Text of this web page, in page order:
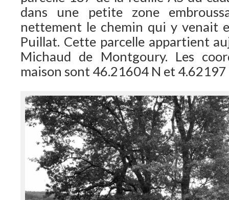
dans une petite zone
nettement le chemin qui y venait
Puillat. Cette parcelle appartient
Michaud de Montgoury. Les
maison sont 46.21604 N et 4.62197